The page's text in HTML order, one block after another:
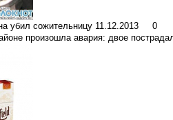
убил сожительницу 11.12.2013
0
произошла авария: двое